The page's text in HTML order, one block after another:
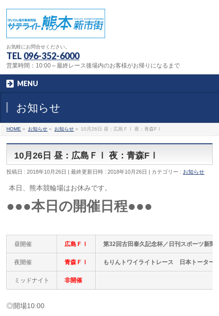
お気軽にお問合せください。
TEL 096-352-6000
営業時間：10:00～最終レース後場内のお客様がお帰りになるまで
MENU
お知らせ
HOME » お知らせ » お知らせ » 10月26日 昼：広島ＦⅠ 夜：青森FⅠ
10月26日 昼：広島ＦⅠ 夜：青森FⅠ
投稿日 : 2018年10月26日 最終更新日時 : 2018年10月26日 カテゴリー : お知らせ
本日、熊本競輪場はお休みです。
●●●本日の開催日程●●●
昼開催 広島ＦⅠ 第32回古田泰久記念杯／日刊スポーツ新聞
夜開催 青森ＦⅠ もりんトワイライトレース 日本トーター
ミッドナイト 非開催
◎開場10:00